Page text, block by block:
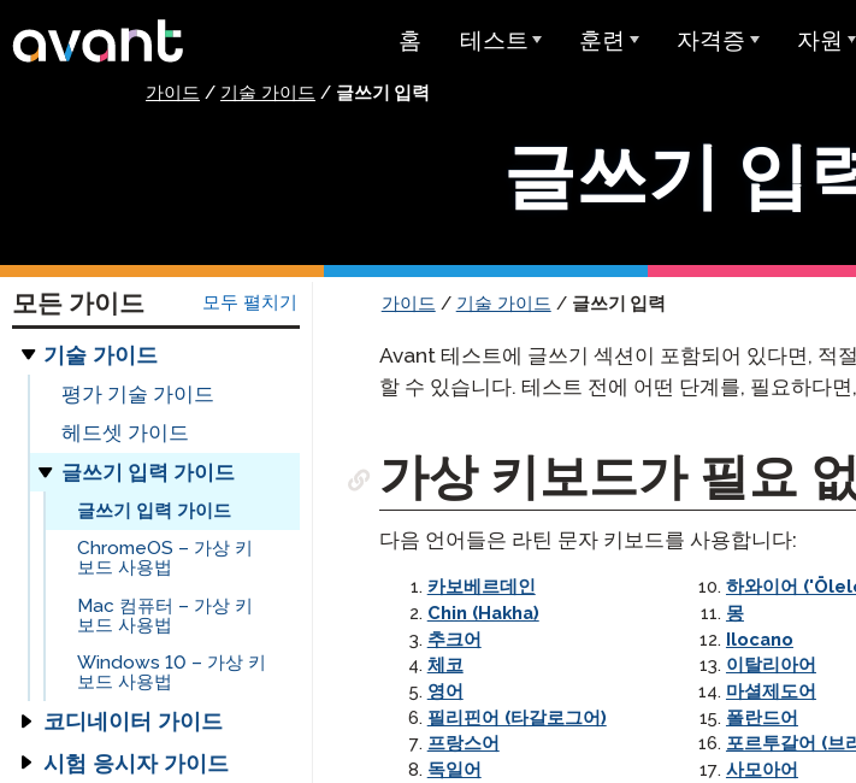
Skip to main content
홈
테스트
STAMP 모든 STAMP
STAMP 4S
STAMP
STAMP 단일
STAMP 의료
STAMP ASL
STAMP을 히
STAMP 라틴
PLACE
슈퍼랭귀지 테스트
스페인어 유산 언어 (SHL) 테
SHL 테스트
아랍어 능력 시험 (APT)
가격 책정
테스트 언어
재시도 요청
훈련
아방 MORE 러닝 아방
MEDLI (
미라 언어 학습
교사 자격증
비디오 튜토리얼
사용자 가이드
자격증
Avant 디지털 배지
양언어 구사 주 씰
글로벌 양언어 숙달
자원
사용
글쓰기
통합
숙박
팟캐스
블로그
이벤트
가이드 / 기술 가이드 / 글쓰기 입력
글쓰기 입
모든 가이드 모두 펼치기
기술 가이드
평가 기술 가이드
헤드셋 가이드
글쓰기 입력 가이드
글쓰기 입력 가이드
ChromeOS – 가상 키
보드 사용법
Mac 컴퓨터 – 가상 키
보드 사용법
Windows 10 – 가상 키
보드 사용법
코디네이터 가이드
시작하기 가이드
시험 응시자 가이드
가이드 / 기술 가이드 / 글쓰기 입력
Avant 테스트에 글쓰기 섹션이 포함되어 있다면, 적
할 수 있습니다. 테스트 전에 어떤 단계를, 필요하다
가상 키보드가 필요
다음 언어들은 라틴 문자 키보드를 사용합니다:
langblock:
카보베르데인
Chin (Hakha)
추크어
체코
영어
필리핀어 (타갈로그어)
프랑스어
독일어
하와이어
몽
Ilocano
이탈리아어
마셜제도어
폴란드어
포르투갈어 (브
사모아어